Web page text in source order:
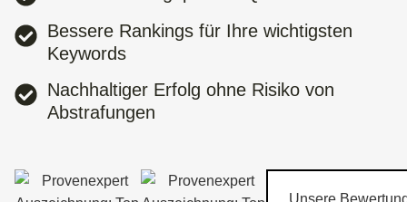
Bessere Rankings für Ihre wichtigsten
Keywords
Nachhaltiger Erfolg ohne Risiko von
Abstrafungen
Unsere